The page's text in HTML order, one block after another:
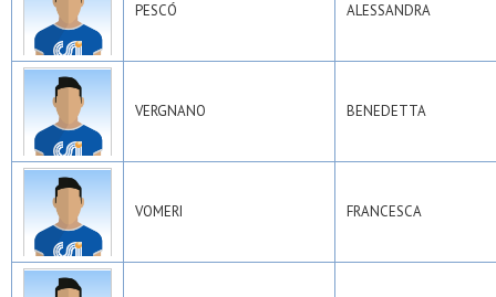
PESCÓ ALESSANDRA
VERGNANO BENEDETTA
VOMERI FRANCESCA